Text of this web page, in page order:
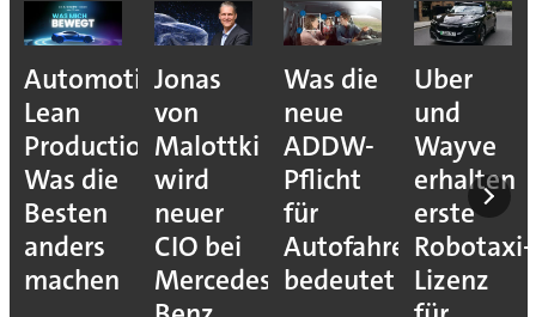
Automotive
Lean
Production:
Was die
Besten
anders
machen
Jonas
von
Malottki
wird
neuer
CIO bei
Mercedes-
Was die
neue
ADDW-
Pflicht
für
Autofahrer
bedeutet
Uber
und
Wayve
erhalten
erste
Robotaxi-
Lizenz